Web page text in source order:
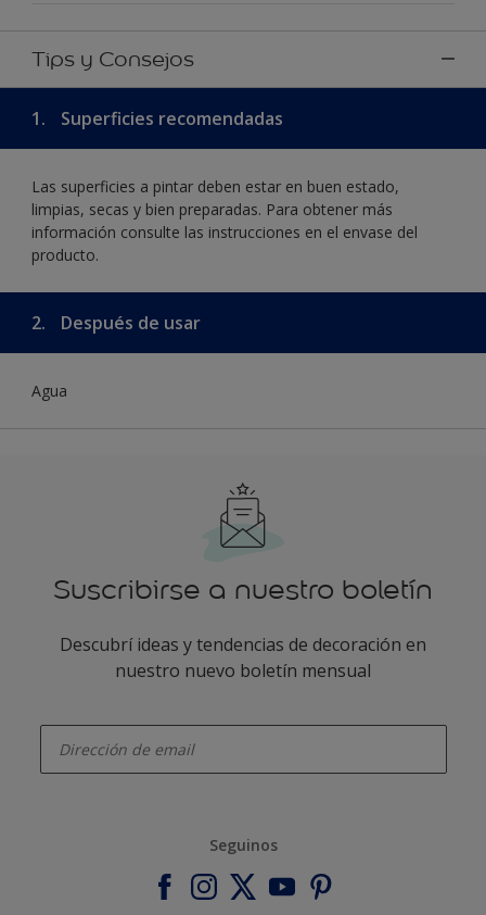
Tips y Consejos
1. Superficies recomendadas
Las superficies a pintar deben estar en buen estado,
limpias, secas y bien preparadas. Para obtener más
información consulte las instrucciones en el envase del
producto.
2. Después de usar
Agua
Suscribirse a nuestro boletín
Descubrí ideas y tendencias de decoración en
nuestro nuevo boletín mensual
Seguinos